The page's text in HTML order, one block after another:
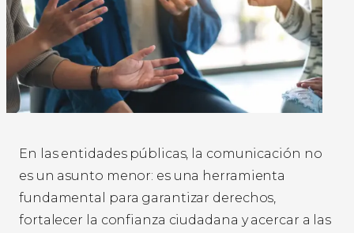
En las entidades públicas, la comunicación no
es un asunto menor: es una herramienta
fundamental para garantizar derechos,
fortalecer la confianza ciudadana y acercar a las